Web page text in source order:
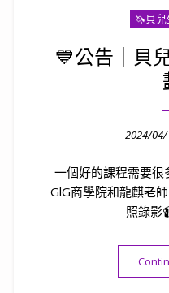
🦄️貝
💙公告｜貝
2024/04/
一個好的課程需要
GlG商學院和龍麒老
照錄影